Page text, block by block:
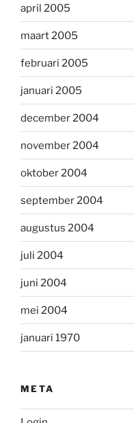
april 2005
maart 2005
februari 2005
januari 2005
december 2004
november 2004
oktober 2004
september 2004
augustus 2004
juli 2004
juni 2004
mei 2004
januari 1970
META